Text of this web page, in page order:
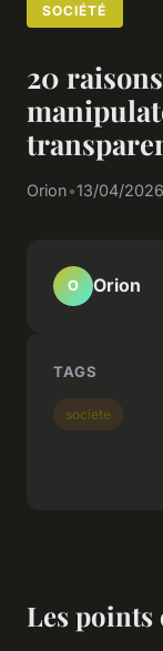
SOCIÉTÉ
20
Orion•13/04/
Les points
O Orion
TAGS
societe